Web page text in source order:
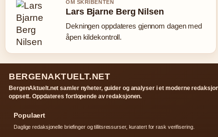
OM SKRIBENTEN
Lars Bjarne Berg Nilsen
Dekningen oppdateres gjennom dagen med
åpen kildekontroll.
BERGENAKTUELT.NET
BergenAktuelt.net samler nyheter, guider og analyser i et moderne
oppsett. Oppdateres fortlopende av redaksjonen.
Populaert
Daglige redaksjonelle briefinger og tillitsressurser, kuratert for rask verifisering.